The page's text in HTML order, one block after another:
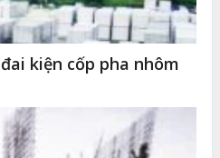
kiện cốp pha nhôm